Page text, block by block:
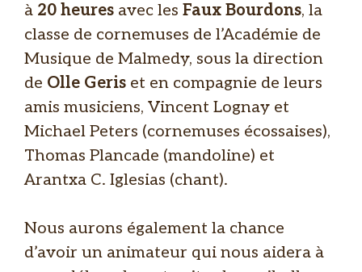
à 20 heures avec les Faux Bourdons, la
classe de cornemuses de l’Académie de
Musique de Malmedy, sous la direction
de Olle Geris et en compagnie de leurs
amis musiciens, Vincent Lognay et
Michael Peters (cornemuses écossaises),
Thomas Plancade (mandoline) et
Arantxa C. Iglesias (chant).
Nous aurons également la chance
d’avoir un animateur qui nous aidera à